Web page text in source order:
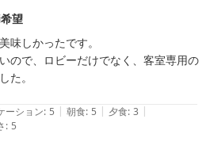
だけましたでしょうか。
、ぜひ伊香保温泉　ホテル天坊へお
様のまたのお越しをスタッフ一同心よ
望
味しかったです。
ので、ロビーだけでなく、客室専用の
た。
ーション: 5 | 朝食: 5 | 夕食: 3 |
: 5